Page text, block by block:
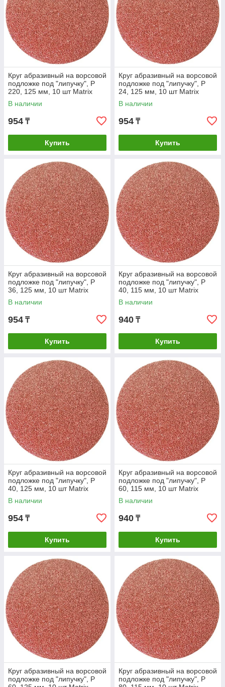
Круг абразивный на ворсовой
подложке под "липучку", P
220, 125 мм, 10 шт Matrix
В наличии
954 ₸
Купить
Круг абразивный на ворсовой
подложке под "липучку", P
24, 125 мм, 10 шт Matrix
В наличии
954 ₸
Купить
Круг абразивный на ворсовой
подложке под "липучку", P
36, 125 мм, 10 шт Matrix
В наличии
954 ₸
Купить
Круг абразивный на ворсовой
подложке под "липучку", P
40, 115 мм, 10 шт Matrix
В наличии
940 ₸
Купить
Круг абразивный на ворсовой
подложке под "липучку", P
40, 125 мм, 10 шт Matrix
В наличии
954 ₸
Купить
Круг абразивный на ворсовой
подложке под "липучку", P
60, 115 мм, 10 шт Matrix
В наличии
940 ₸
Купить
Круг абразивный на ворсовой
подложке под "липучку", P
Круг абразивный на ворсовой
подложке под "липучку", P